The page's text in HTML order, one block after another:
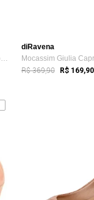
Mocassim Paola Ferrara - Couro - Todo Fo...
diRavena
R$ 369,90 R$ 169,90